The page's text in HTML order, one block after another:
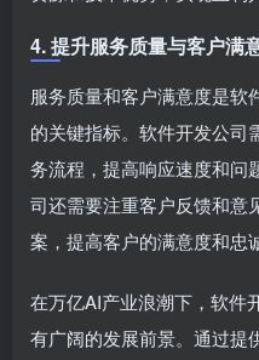
4. 提升服务质量与客户满
服务质量和客户满意度是软
的关键指标。软件开发公司
务流程，提高响应速度和问
司还需要注重客户反馈和意
案，提高客户的满意度和忠
在万亿AI产业浪潮下，软件
有广阔的发展前景。通过提